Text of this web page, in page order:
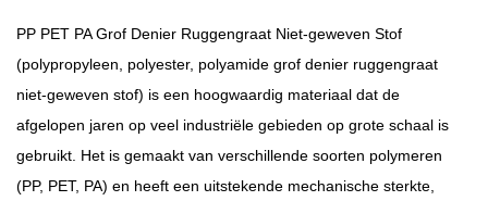
PP PET PA Grof Denier Ruggengraat Niet-geweven Stof
(polypropyleen, polyester, polyamide grof denier ruggengraat
niet-geweven stof) is een hoogwaardig materiaal dat de
afgelopen jaren op veel industriële gebieden op grote schaal is
gebruikt. Het is gemaakt van verschillende soorten polymeren
(PP, PET, PA) en heeft een uitstekende mechanische sterkte,